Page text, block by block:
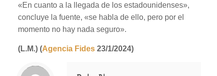
«En cuanto a la llegada de los estadounidenses»,
concluye la fuente, «se habla de ello, pero por el
momento no hay nada seguro».
(L.M.) (Agencia Fides23/1/2024)
Notice
: Trying to access array offset on value of type null in
/home/misioner/public_html/padresblancos/themes/betheme/includes/content-single.php
on line
286